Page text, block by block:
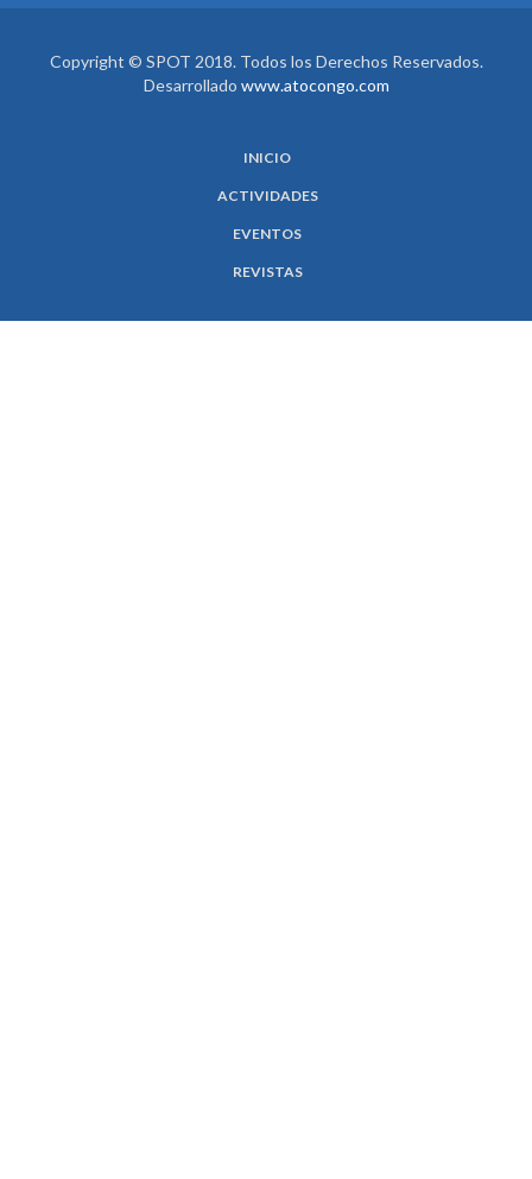
Copyright © SPOT 2018. Todos los Derechos Reservados.
Desarrollado www.atocongo.com
INICIO
ACTIVIDADES
EVENTOS
REVISTAS